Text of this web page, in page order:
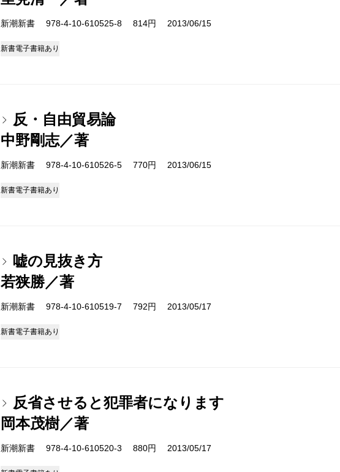
新潮新書 978-4-10-610525-8 814円 2013/06/15
新書電子書籍あり
反・自由貿易論
中野剛志／著
新潮新書 978-4-10-610526-5 770円 2013/06/15
新書電子書籍あり
嘘の見抜き方
若狭勝／著
新潮新書 978-4-10-610519-7 792円 2013/05/17
新書電子書籍あり
反省させると犯罪者になります
岡本茂樹／著
新潮新書 978-4-10-610520-3 880円 2013/05/17